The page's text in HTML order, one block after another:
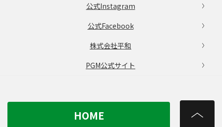
公式Instagram
公式Facebook
株式会社平和
PGM公式サイト
HOME